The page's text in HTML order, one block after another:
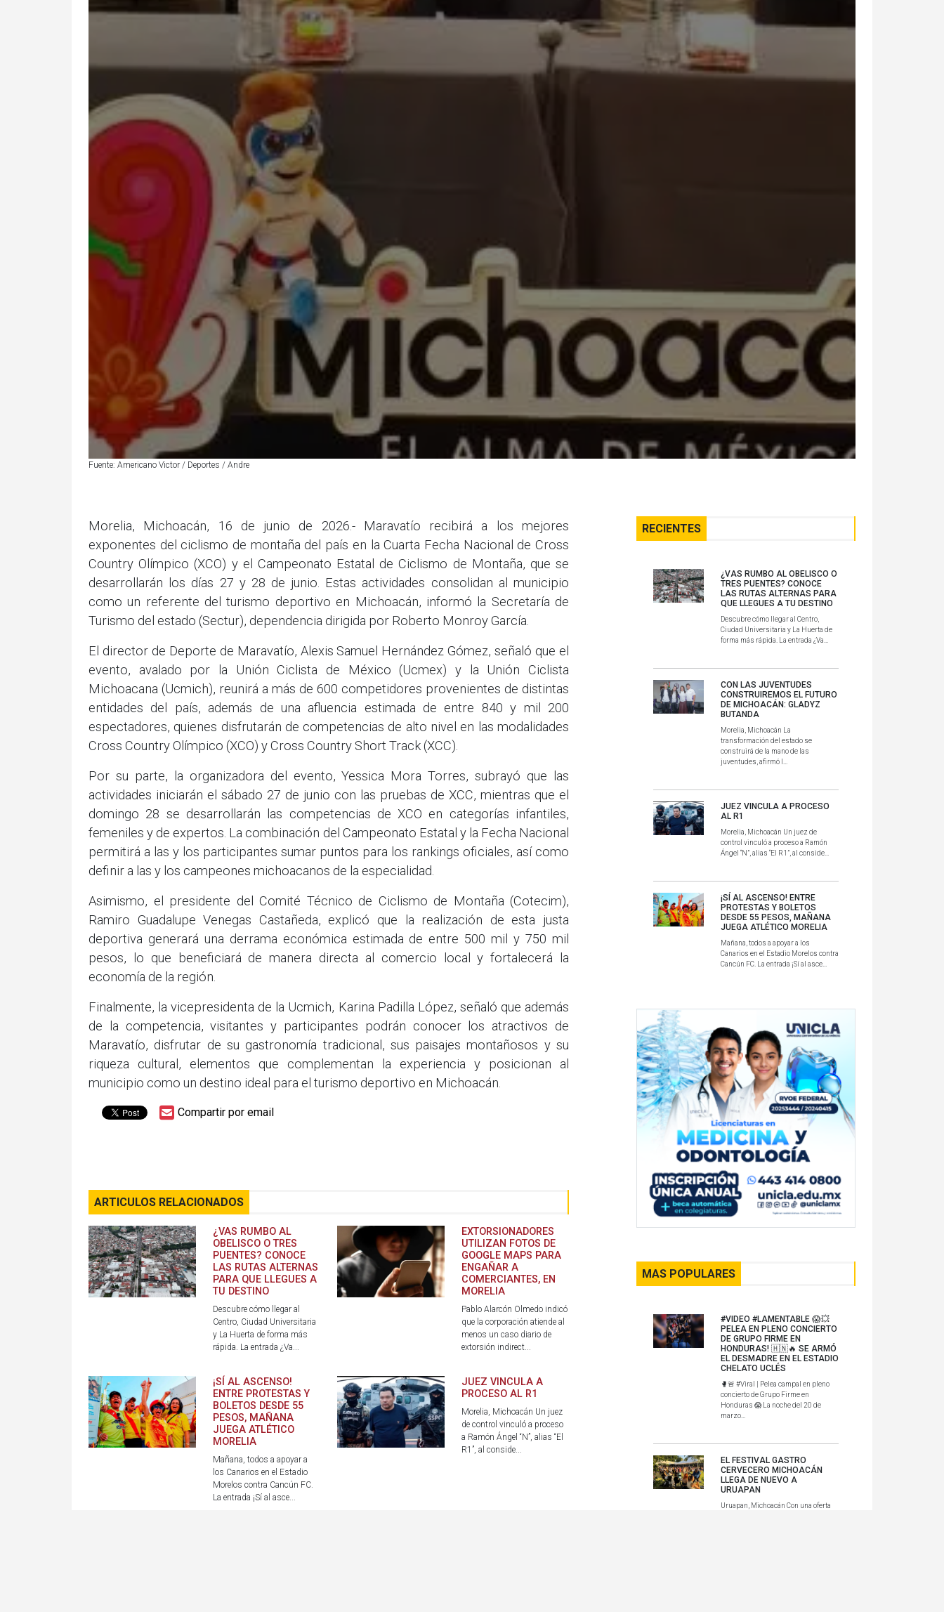
Fuente: Americano Victor / Deportes / Andre
Morelia, Michoacán, 16 de junio de 2026.- Maravatío recibirá a los mejores
exponentes del ciclismo de montaña del país en la Cuarta Fecha Nacional de Cross
Country Olímpico (XCO) y el Campeonato Estatal de Ciclismo de Montaña, que se
desarrollarán los días 27 y 28 de junio. Estas actividades consolidan al municipio
como un referente del turismo deportivo en Michoacán, informó la Secretaría de
Turismo del estado (Sectur), dependencia dirigida por Roberto Monroy García.
El director de Deporte de Maravatío, Alexis Samuel Hernández Gómez, señaló que el
evento, avalado por la Unión Ciclista de México (Ucmex) y la Unión Ciclista
Michoacana (Ucmich), reunirá a más de 600 competidores provenientes de distintas
entidades del país, además de una afluencia estimada de entre 840 y mil 200
espectadores, quienes disfrutarán de competencias de alto nivel en las modalidades
Cross Country Olímpico (XCO) y Cross Country Short Track (XCC).
Por su parte, la organizadora del evento, Yessica Mora Torres, subrayó que las
actividades iniciarán el sábado 27 de junio con las pruebas de XCC, mientras que el
domingo 28 se desarrollarán las competencias de XCO en categorías infantiles,
femeniles y de expertos. La combinación del Campeonato Estatal y la Fecha Nacional
permitirá a las y los participantes sumar puntos para los rankings oficiales, así como
definir a las y los campeones michoacanos de la especialidad.
Asimismo, el presidente del Comité Técnico de Ciclismo de Montaña (Cotecim),
Ramiro Guadalupe Venegas Castañeda, explicó que la realización de esta justa
deportiva generará una derrama económica estimada de entre 500 mil y 750 mil
pesos, lo que beneficiará de manera directa al comercio local y fortalecerá la
economía de la región.
Finalmente, la vicepresidenta de la Ucmich, Karina Padilla López, señaló que además
de la competencia, visitantes y participantes podrán conocer los atractivos de
Maravatío, disfrutar de su gastronomía tradicional, sus paisajes montañosos y su
riqueza cultural, elementos que complementan la experiencia y posicionan al
municipio como un destino ideal para el turismo deportivo en Michoacán.
Compartir por email
ARTICULOS RELACIONADOS
¿VAS RUMBO AL
OBELISCO O TRES
PUENTES? CONOCE
LAS RUTAS ALTERNAS
PARA QUE LLEGUES A
TU DESTINO
Descubre cómo llegar al
Centro, Ciudad Universitaria
y La Huerta de forma más
rápida. La entrada ¿Va...
EXTORSIONADORES
UTILIZAN FOTOS DE
GOOGLE MAPS PARA
ENGAÑAR A
COMERCIANTES, EN
MORELIA
Pablo Alarcón Olmedo indicó
que la corporación atiende al
menos un caso diario de
extorsión indirect...
¡SÍ AL ASCENSO!
ENTRE PROTESTAS Y
BOLETOS DESDE 55
PESOS, MAÑANA
JUEGA ATLÉTICO
MORELIA
Mañana, todos a apoyar a
los Canarios en el Estadio
Morelos contra Cancún FC.
La entrada ¡Sí al asce...
JUEZ VINCULA A
PROCESO AL R1
Morelia, Michoacán Un juez
de control vinculó a proceso
a Ramón Ángel “N”, alias “El
R1”, al conside...
RECIENTES
¿VAS RUMBO AL OBELISCO O
TRES PUENTES? CONOCE
LAS RUTAS ALTERNAS PARA
QUE LLEGUES A TU DESTINO
Descubre cómo llegar al Centro,
Ciudad Universitaria y La Huerta de
forma más rápida. La entrada ¿Va...
CON LAS JUVENTUDES
CONSTRUIREMOS EL FUTURO
DE MICHOACÁN: GLADYZ
BUTANDA
Morelia, Michoacán La
transformación del estado se
construirá de la mano de las
juventudes, afirmó l...
JUEZ VINCULA A PROCESO
AL R1
Morelia, Michoacán Un juez de
control vinculó a proceso a Ramón
Ángel “N”, alias “El R1”, al conside...
¡SÍ AL ASCENSO! ENTRE
PROTESTAS Y BOLETOS
DESDE 55 PESOS, MAÑANA
JUEGA ATLÉTICO MORELIA
Mañana, todos a apoyar a los
Canarios en el Estadio Morelos contra
Cancún FC. La entrada ¡Sí al asce...
MAS POPULARES
#VIDEO #LAMENTABLE 😱💥
PELEA EN PLENO CONCIERTO
DE GRUPO FIRME EN
HONDURAS! 🇭🇳🔥 SE ARMÓ
EL DESMADRE EN EL ESTADIO
CHELATO UCLÉS
🥊🚨 #Viral | Pelea campal en pleno
concierto de Grupo Firme en
Honduras 😱 La noche del 20 de
marzo...
EL FESTIVAL GASTRO
CERVECERO MICHOACÁN
LLEGA DE NUEVO A
URUAPAN
Uruapan, Michoacán Con una oferta